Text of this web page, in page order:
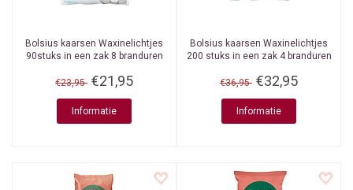
Bolsius kaarsen Waxinelichtjes
90stuks in een zak 8 branduren
€23,95 €21,95
Informatie
Bolsius kaarsen Waxinelichtjes
200 stuks in een zak 4 branduren
€36,95 €32,95
Informatie